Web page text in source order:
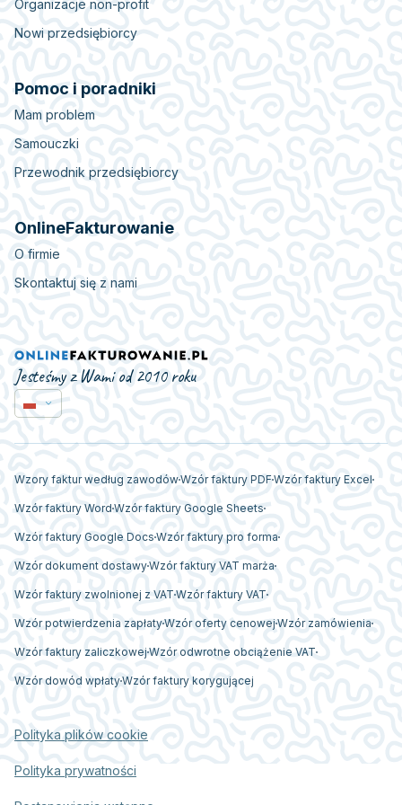
Organizacje non-profit
Nowi przedsiębiorcy
Pomoc i poradniki
Mam problem
Samouczki
Przewodnik przedsiębiorcy
OnlineFakturowanie
O firmie
Skontaktuj się z nami
Jesteśmy z Wami od 2010 roku
Wzory faktur według zawodówWzór faktury PDF Wzór faktury Excel
Wzór faktury Word Wzór faktury Google Sheets
Wzór faktury Google Docs Wzór faktury pro forma
Wzór dokument dostawyWzór faktury VAT marża
Wzór faktury zwolnionej z VAT Wzór faktury VAT
Wzór potwierdzenia zapłatyWzór oferty cenowej Wzór zamówienia
Wzór faktury zaliczkowej Wzór odwrotne obciążenie VAT
Wzór dowód wpłatyWzór faktury korygującej
Polityka plików cookie
Polityka prywatności